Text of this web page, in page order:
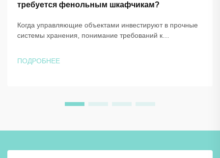
требуется фенольным шкафчикам?
Когда управляющие объектами инвестируют в прочные
системы хранения, понимание требований к
долгосрочной надёжной работы. Фенольные шкафчики
ПОДРОБНЕЕ